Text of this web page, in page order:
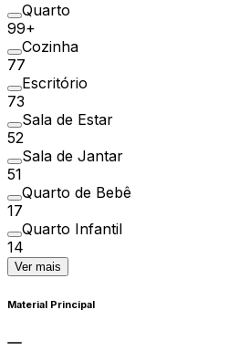
Quarto
99+
Cozinha
77
Escritório
73
Sala de Estar
52
Sala de Jantar
51
Quarto de Bebê
17
Quarto Infantil
14
Ver mais
Material Principal